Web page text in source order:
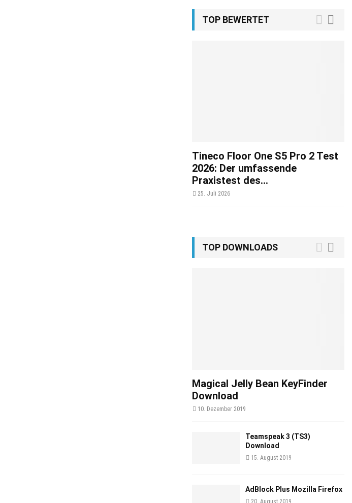
TOP BEWERTET
Tineco Floor One S5 Pro 2 Test
2026: Der umfassende
Praxistest des...
25. Juli 2026
TOP DOWNLOADS
Magical Jelly Bean KeyFinder
Download
10. Dezember 2019
Teamspeak 3 (TS3)
Download
15. August 2019
AdBlock Plus Mozilla Firefox